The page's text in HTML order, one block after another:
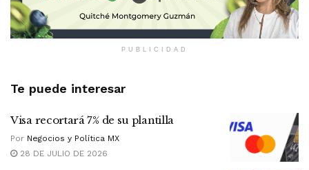
PUBLICIDAD
Te puede interesar
Visa recortará 7% de su plantilla
Por Negocios y Política MX
28 DE JULIO DE 2026